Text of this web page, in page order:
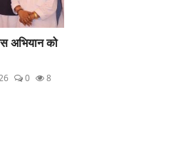
अभियान को
0 8